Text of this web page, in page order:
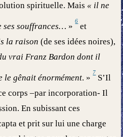
spirituelle. Mais « il ne
ses souffrances… »
6
et
la raison (de ses idées noires),
vrai Franz Bardon dont il
gênait énormément. »
7
S’Il
corps –par incorporation- Il
En subissant ces
et prit sur lui une charge